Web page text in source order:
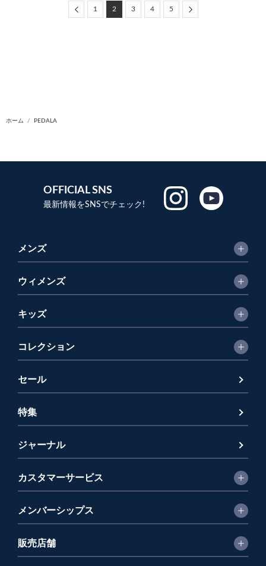
Previous
1 2 3 4 5 Next
ホーム PEDALA
OFFICIAL SNS
最新情報をSNSでチェック!
メンズ
ウィメンズ
キッズ
コレクション
セール
特集
ジャーナル
カスタマーサービス
メンバーシップス
販売店舗